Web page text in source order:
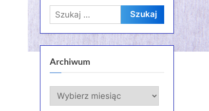
Szukaj:
Archiwum
Archiwum